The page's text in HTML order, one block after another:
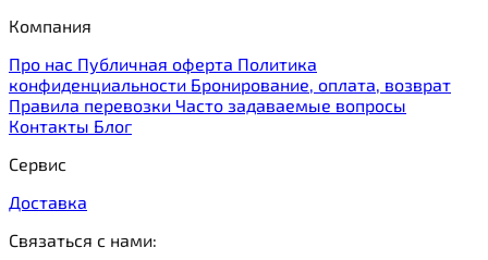
Компания
Про нас Публичная оферта Политика
конфиденциальности Бронирование, оплата, возврат
Правила перевозки Часто задаваемые вопросы
Контакты Блог
Сервис
Доставка
Связаться с нами: